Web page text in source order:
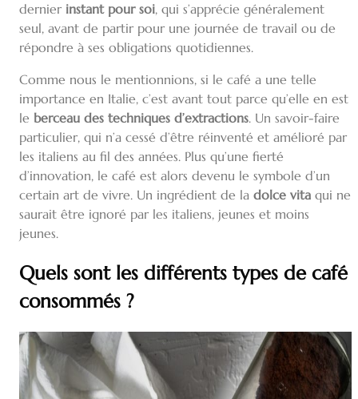
dernier instant pour soi, qui s’apprécie généralement
seul, avant de partir pour une journée de travail ou de
répondre à ses obligations quotidiennes.
Comme nous le mentionnions, si le café a une telle
importance en Italie, c’est avant tout parce qu’elle en est
le berceau des techniques d’extractions. Un savoir-faire
particulier, qui n’a cessé d’être réinventé et amélioré par
les italiens au fil des années. Plus qu’une fierté
d’innovation, le café est alors devenu le symbole d’un
certain art de vivre. Un ingrédient de la dolce vita qui ne
saurait être ignoré par les italiens, jeunes et moins
jeunes.
Quels sont les différents types de café
consommés ?